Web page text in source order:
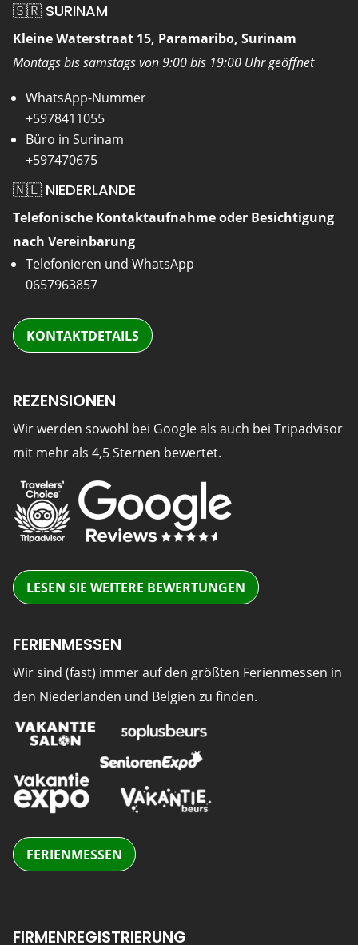
🇸🇷 SURINAM
Kleine Waterstraat 15, Paramaribo, Surinam
Montags bis samstags von 9:00 bis 19:00 Uhr geöffnet
WhatsApp-Nummer
+5978411055
Büro in Surinam
+597470675
🇳🇱 NIEDERLANDE
Telefonische Kontaktaufnahme oder Besichtigung
nach Vereinbarung
Telefonieren und WhatsApp
0657963857
KONTAKTDETAILS
REZENSIONEN
Wir werden sowohl bei Google als auch bei Tripadvisor
mit mehr als 4,5 Sternen bewertet.
LESEN SIE WEITERE BEWERTUNGEN
FERIENMESSEN
Wir sind (fast) immer auf den größten Ferienmessen in
den Niederlanden und Belgien zu finden.
FERIENMESSEN
FIRMENREGISTRIERUNG